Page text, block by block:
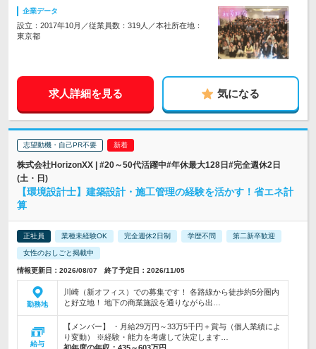
企業データ
設立：2017年10月／従業員数：319人／本社所在地：
東京都
求人詳細を見る 気になる
志望動機・自己PR不要
株式会社HorizonXX | #20～50代活躍中#年休最大128日#完全週休2日
(土・日)
【環境設計士】建築設計・施工管理の経験を活かす！省エネ計
算
正社員 業種未経験OK 完全週休2日制 学歴不問 第二新卒歓迎
女性のおしごと掲載中
情報更新日：2026/08/07 終了予定日：2026/11/05
勤務地
川崎（新オフィス）での募集です！ 各路線から徒歩約5分圏内
と好立地！ 地下の商業施設を通りながら出…
給与
【メンバー】 ・月給29万円～33万5千円＋賞与（個人業績によ
り変動） ※経験・能力を考慮して決定します…